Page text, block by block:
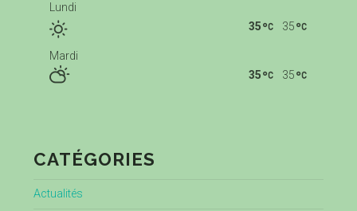
Lundi
35
35
Mardi
35
35
CATÉGORIES
Actualités